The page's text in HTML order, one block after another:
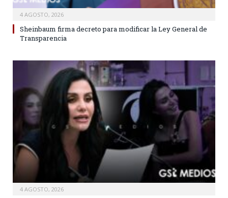
4 AGOSTO, 2026
Sheinbaum firma decreto para modificar la Ley General de
Transparencia
4 AGOSTO, 2026